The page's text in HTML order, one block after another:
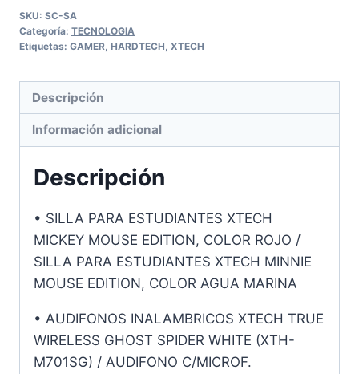
SKU: SC-SA
Categoría: TECNOLOGIA
Etiquetas: GAMER HARDTECH XTECH
Descripción
Información adicional
Descripción
• SILLA PARA ESTUDIANTES XTECH
MICKEY MOUSE EDITION, COLOR ROJO /
SILLA PARA ESTUDIANTES XTECH MINNIE
MOUSE EDITION, COLOR AGUA MARINA
• AUDIFONOS INALAMBRICOS XTECH TRUE
WIRELESS GHOST SPIDER WHITE (XTH-
M701SG) / AUDIFONO C/MICROF.